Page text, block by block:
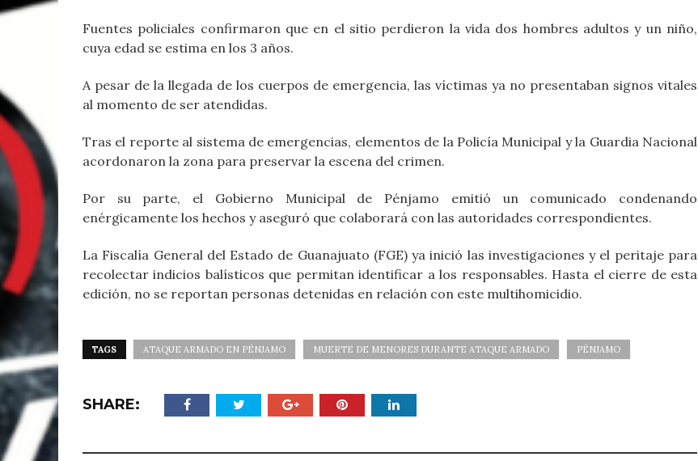
Fuentes policiales confirmaron que en el sitio perdieron la vida dos hombres adultos y un niño,
cuya edad se estima en los 3 años.
A pesar de la llegada de los cuerpos de emergencia, las víctimas ya no presentaban signos vitales
al momento de ser atendidas.
Tras el reporte al sistema de emergencias, elementos de la Policía Municipal y la Guardia Nacional
acordonaron la zona para preservar la escena del crimen.
Por su parte, el Gobierno Municipal de Pénjamo emitió un comunicado condenando
enérgicamente los hechos y aseguró que colaborará con las autoridades correspondientes.
La Fiscalía General del Estado de Guanajuato (FGE) ya inició las investigaciones y el peritaje para
recolectar indicios balísticos que permitan identificar a los responsables. Hasta el cierre de esta
edición, no se reportan personas detenidas en relación con este multihomicidio.
TAGS ATAQUE ARMADO EN PÉNJAMO MUERTE DE MENORES DURANTE ATAQUE ARMADO PÉNJAMO
SHARE: